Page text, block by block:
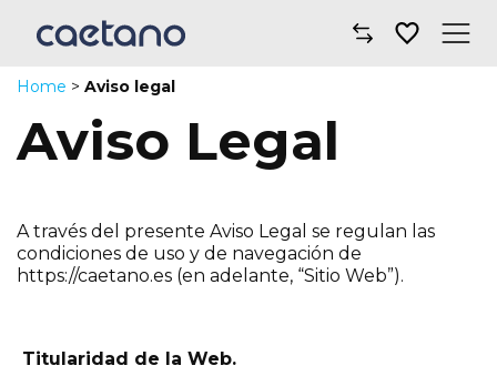
Taller y mantenimiento
Movilidad
Noticias
Home > Aviso legal
Aviso Legal
A través del presente Aviso Legal se regulan las
condiciones de uso y de navegación de
https://caetano.es (en adelante, “Sitio Web”).
Titularidad de la Web.